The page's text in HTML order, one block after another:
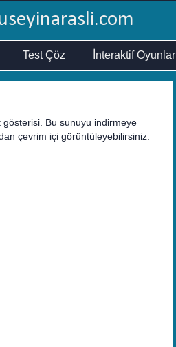
Test Çöz İnteraktif Oyunlar
Bu sunuyu indirmeye
çevrim içi görüntüleyebilirsiniz.